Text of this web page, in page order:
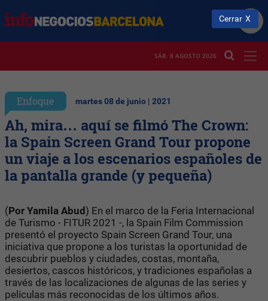
SÁB. 8 AGOSTO 2026
Enfoque martes 08 de junio | 2021
Ah, mira… aquí se filmó The Crown:
la Spain Screen Grand Tour propone
un viaje a los escenarios españoles de
la pantalla grande (y pequeña)
(Por Yamila Abud) En el marco de la Feria Internacional
de Turismo - FITUR 2021 -, la Spain Film Commission
presentó el proyecto Spain Screen Grand Tour, una
iniciativa que propone a los turistas la oportunidad de
descubrir pueblos y ciudades, costas, montaña,
desiertos, cascos históricos, y tradiciones españolas a
través de las localizaciones de algunas de las series y
películas más reconocidas de los últimos años.
Cerrar